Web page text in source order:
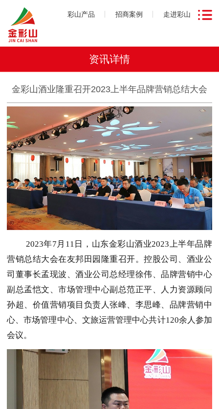
彩山产品 招商案例 走进彩山
资讯详情
金彩山酒业隆重召开2023上半年品牌营销总结大会
2023年7月11日，山东金彩山酒业2023上半年品牌
营销总结大会在友邦田园隆重召开。控股公司、酒业公
司董事长孟现波、酒业公司总经理徐伟、品牌营销中心
副总孟恺文、市场管理中心副总范正平、人力资源顾问
孙超、价值营销项目负责人张峰、李思峰、品牌营销中
心、市场管理中心、文旅运营管理中心共计120余人参加
会议。